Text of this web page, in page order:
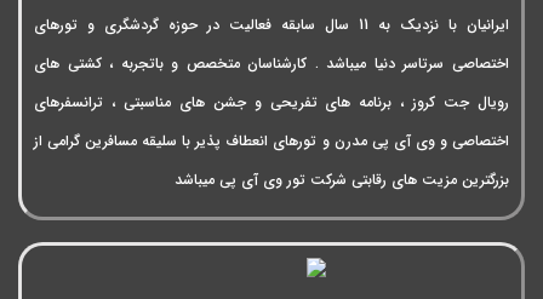
ایرانیان با نزدیک به 11 سال سابقه فعالیت در حوزه گردشگری و تورهای
اختصاصی سرتاسر دنیا میباشد . کارشناسان متخصص و باتجربه ، کشتی های
رویال جت کروز ، برنامه های تفریحی و جشن های مناسبتی ، ترانسفرهای
اختصاصی و وی آی پی مدرن و تورهای انعطاف پذیر با سلیقه مسافرین گرامی از
بزرگترین مزیت های رقابتی شرکت تور وی آی پی میباشد